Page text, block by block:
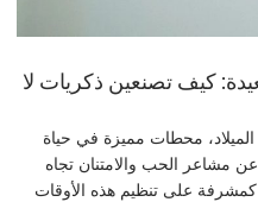
كيف تصنعين ذكريات لا
الميلاد، محطات مميزة في حياة
مشاعر الحب والامتنان تجاه
كمشرفة على تنظيم هذه الأوقات